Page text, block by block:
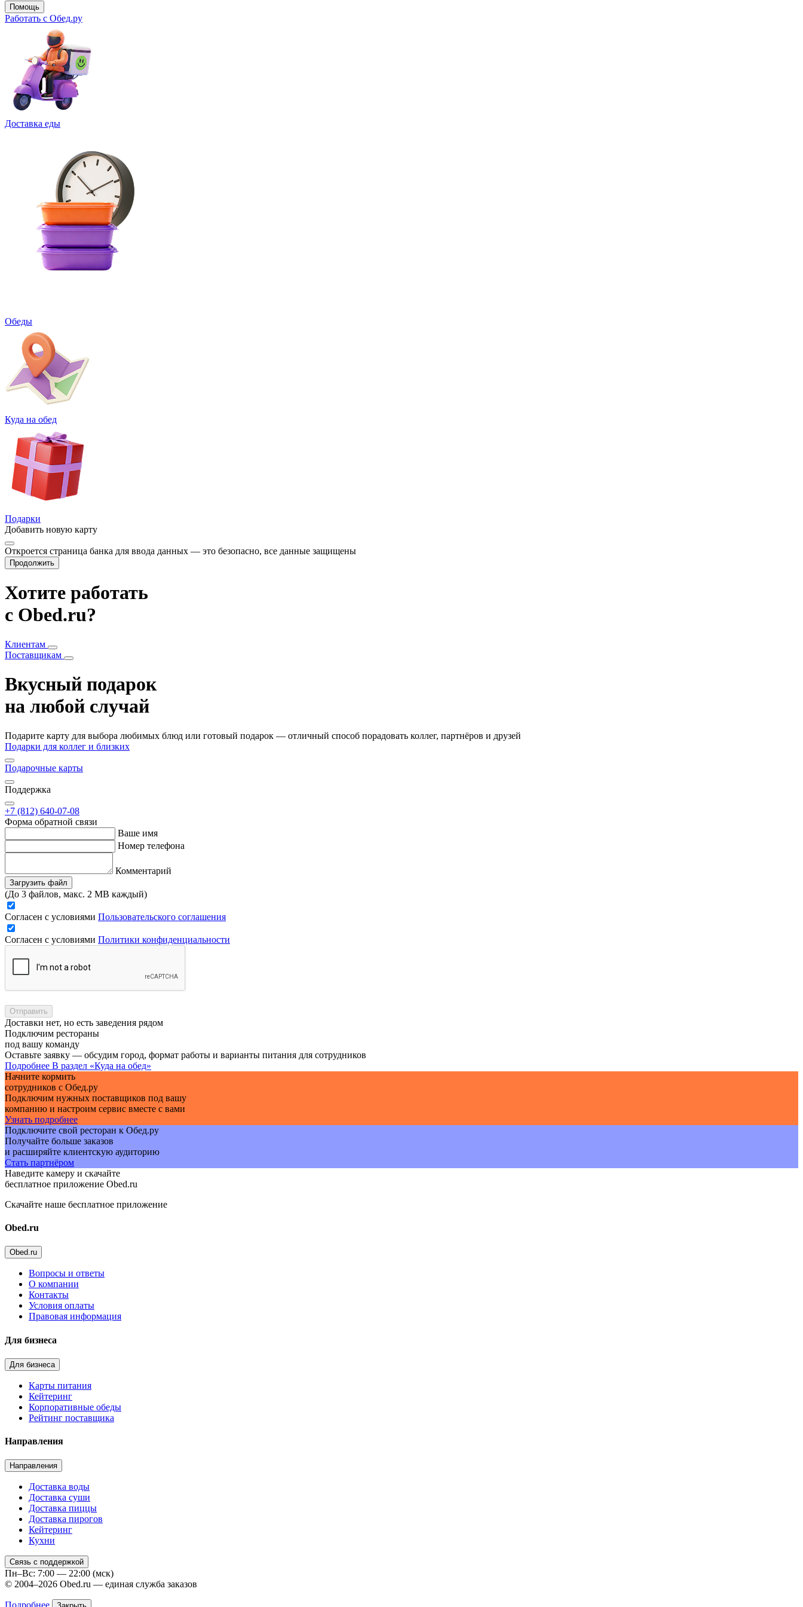
Помощь
Работать с Обед.ру
Доставка еды
Обеды
Куда на обед
Подарки
Добавить новую карту
Откроется страница банка для ввода данных — это безопасно, все данные защищены
Продолжить
Хотите работать
с Obed.ru?
Клиентам
Поставщикам
Вкусный подарок
на любой случай
Подарите карту для выбора любимых блюд или готовый подарок — отличный способ порадовать коллег, партнёров и друзей
Подарки для коллег и близких
Подарочные карты
Поддержка
+7 (812) 640-07-08
Форма обратной связи
Ваше имя
Номер телефона
Комментарий
Загрузить файл
(До 3 файлов, макс. 2 MB каждый)
Согласен с условиями Пользовательского соглашения
Согласен с условиями Политики конфиденциальности
Отправить
Доставки нет, но есть заведения рядом
Подключим рестораны
под вашу команду
Оставьте заявку — обсудим город, формат работы и варианты питания для сотрудников
Подробнее В раздел «Куда на обед»
Начните кормить
сотрудников с Обед.ру
Подключим нужных поставщиков под вашу
компанию и настроим сервис вместе с вами
Узнать подробнее
Подключите свой ресторан к Обед.ру
Получайте больше заказов
и расширяйте клиентскую аудиторию
Стать партнёром
Наведите камеру и скачайте
бесплатное приложение Obed.ru
Скачайте наше бесплатное приложение
Obed.ru
Obed.ru
Вопросы и ответы
О компании
Контакты
Условия оплаты
Правовая информация
Для бизнеса
Для бизнеса
Карты питания
Кейтеринг
Корпоративные обеды
Рейтинг поставщика
Направления
Направления
Доставка воды
Доставка суши
Доставка пиццы
Доставка пирогов
Кейтеринг
Кухни
Связь с поддержкой
Пн–Вс: 7:00 — 22:00 (мск)
© 2004–2026 Obed.ru — единая служба заказов